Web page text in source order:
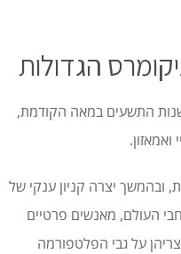
הגדולות
התשעים במאה הקודמת,
ובהמשך יצרה קניון ענקי של
העולם, מאנשים פרטיים
על גבי הפלטפורמה